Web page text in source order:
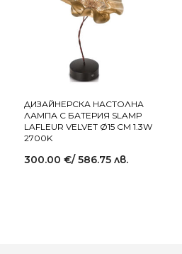
ДИЗАЙНЕРСКА НАСТОЛНА
ЛАМПА С БАТЕРИЯ SLAMP
LAFLEUR VELVET Ø15 СМ 1.3W
2700K
300.00 €/ 586.75 лв.